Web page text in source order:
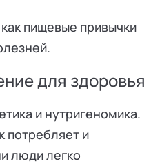
пищевые привычки
для здоровья
и нутригеномика.
потребляет и
люди легко